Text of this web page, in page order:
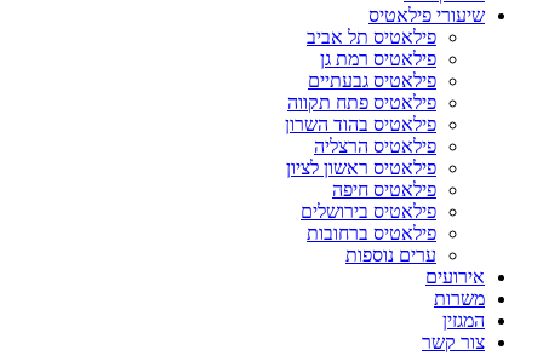
שיעורי פילאטיס
פילאטיס תל אביב
פילאטיס רמת גן
פילאטיס גבעתיים
פילאטיס פתח תקווה
פילאטיס בהוד השרון
פילאטיס הרצליה
פילאטיס ראשון לציון
פילאטיס חיפה
פילאטיס בירושלים
פילאטיס ברחובות
ערים נוספות
אירועים
משרות
המגזין
צור קשר